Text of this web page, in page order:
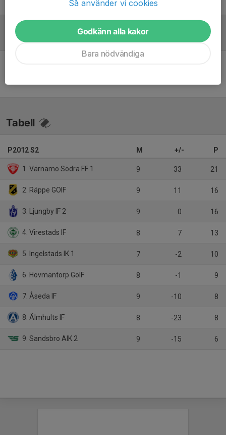
Administratör
Referat
Tabell
P2012 S2 M +/- P
1. Värnamo Södra FF 1 9 33 21
2. Räppe GOIF 9 11 16
3. Ljungby IF 2 9 0 16
4. Virestads IF 8 7 13
5. Ingelstads IK 1 7 -2 10
6. Hovmantorp GoIF 8 -1 9
7. Åseda IF 9 -10 8
8. Älmhults IF 8 -23 8
9. Sandsbro AIK 2 9 -15 6
Så använder vi cookies
Godkänn alla kakor
Bara nödvändiga